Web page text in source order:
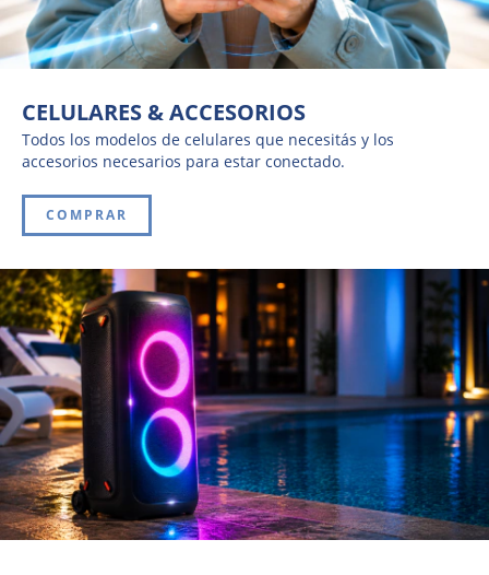
CELULARES & ACCESORIOS
Todos los modelos de celulares que necesitás y los
accesorios necesarios para estar conectado.
COMPRAR